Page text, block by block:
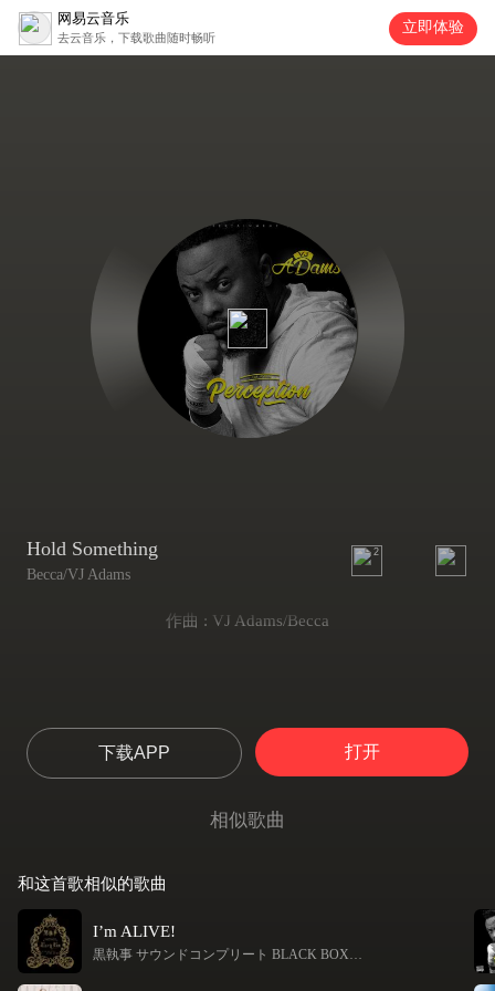
网易云音乐
去云音乐，下载歌曲随时畅听
立即体验
Hold Something
Becca/VJ Adams
2
作曲 : VJ Adams/Becca
下载APP 打开
相似歌曲
和这首歌相似的歌曲
I’m ALIVE!